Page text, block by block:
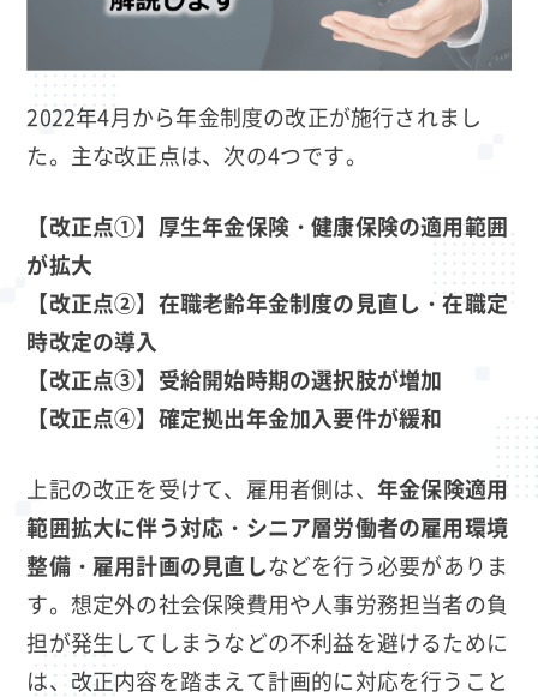
2022年4月から年金制度の改正が施行されまし
た。主な改正点は、次の4つです。
【改正点①】厚生年金保険・健康保険の適用範囲
が拡大
【改正点②】在職老齢年金制度の見直し・在職定
時改定の導入
【改正点③】受給開始時期の選択肢が増加
【改正点④】確定拠出年金加入要件が緩和
上記の改正を受けて、雇用者側は、 年金保険適用
範囲拡大に伴う対応・シニア層労働者の雇用環境
整備・雇用計画の見直しなどを行う必要がありま
す。想定外の社会保険費用や人事労務担当者の負
担が発生してしまうなどの不利益を避けるために
は、改正内容を踏まえて計画的に対応を行うこと